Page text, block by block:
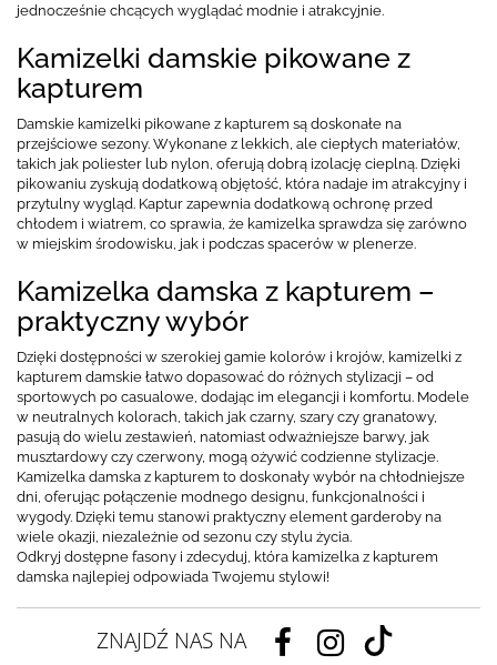
jednocześnie chcących wyglądać modnie i atrakcyjnie.
Kamizelki damskie pikowane z
kapturem
Damskie kamizelki pikowane z kapturem są doskonałe na
przejściowe sezony. Wykonane z lekkich, ale ciepłych materiałów,
takich jak poliester lub nylon, oferują dobrą izolację cieplną. Dzięki
pikowaniu zyskują dodatkową objętość, która nadaje im atrakcyjny i
przytulny wygląd. Kaptur zapewnia dodatkową ochronę przed
chłodem i wiatrem, co sprawia, że kamizelka sprawdza się zarówno
w miejskim środowisku, jak i podczas spacerów w plenerze.
Kamizelka damska z kapturem –
praktyczny wybór
Dzięki dostępności w szerokiej gamie kolorów i krojów, kamizelki z
kapturem damskie łatwo dopasować do różnych stylizacji – od
sportowych po casualowe, dodając im elegancji i komfortu. Modele
w neutralnych kolorach, takich jak czarny, szary czy granatowy,
pasują do wielu zestawień, natomiast odważniejsze barwy, jak
musztardowy czy czerwony, mogą ożywić codzienne stylizacje.
Kamizelka damska z kapturem to doskonały wybór na chłodniejsze
dni, oferując połączenie modnego designu, funkcjonalności i
wygody. Dzięki temu stanowi praktyczny element garderoby na
wiele okazji, niezależnie od sezonu czy stylu życia.
Odkryj dostępne fasony i zdecyduj, która kamizelka z kapturem
damska najlepiej odpowiada Twojemu stylowi!
ZNAJDŹ NAS NA